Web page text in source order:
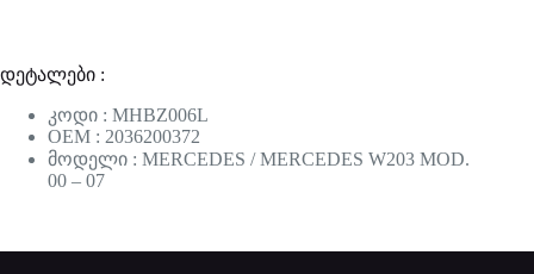
დეტალები :
კოდი : MHBZ006L
OEM : 2036200372
მოდელი : MERCEDES / MERCEDES W203 MOD.
00 – 07